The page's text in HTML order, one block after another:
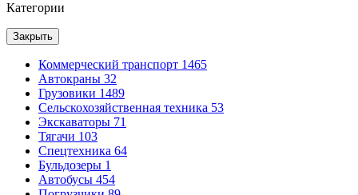
Категории
Закрыть
Коммерческий транспорт 1465
Автокраны 32
Грузовики 1489
Сельскохозяйственная техника 53
Экскаваторы 71
Тягачи 103
Спецтехника 64
Бульдозеры 1
Автобусы 454